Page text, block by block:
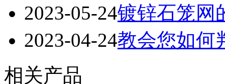
2023-05-24镀锌石笼网
2023-04-24教会您如何
相关产品